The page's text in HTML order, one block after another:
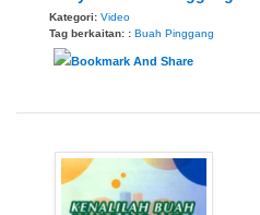
Kategori: Video
Tag berkaitan: : Buah Pinggang